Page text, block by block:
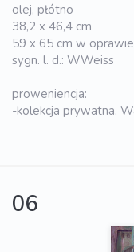
olej, płótno
38,2 x 46,4 cm
59 x 65 cm w oprawie
sygn. l. d.: WWeiss
proweniencja:
-kolekcja prywatna,
06